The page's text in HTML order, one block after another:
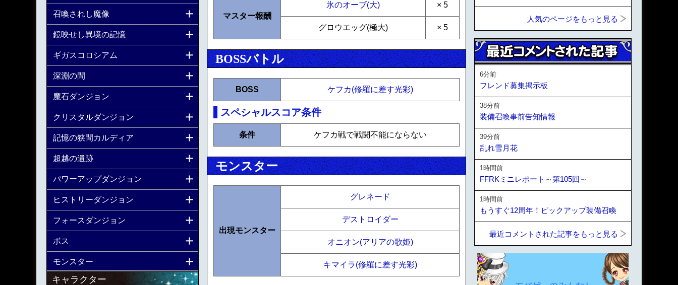
マスター報酬
氷のオーブ(大) × 5
グロウエッグ(極大) × 5
BOSSバトル
BOSS ケフカ(修羅に差す光彩)
スペシャルスコア条件
条件 ケフカ戦で戦闘不能にならない
モンスター
出現モンスター
グレネード
デストロイダー
オニオン(アリアの歌姫)
キマイラ(修羅に差す光彩)
召喚されし魔像
鏡映せし異境の記憶
ギガスコロシアム
深淵の間
魔石ダンジョン
クリスタルダンジョン
記憶の狭間カルディア
超越の遺跡
パワーアップダンジョン
ヒストリーダンジョン
フォースダンジョン
ボス
モンスター
キャラクター
人気のページをもっと見る
6分前
フレンド募集掲示板
38分前
装備召喚事前告知情報
39分前
乱れ雪月花
1時間前
FFRKミニレポート～第105回～
1時間前
もうすぐ12周年！ピックアップ装備召喚
最近コメントされた記事をもっと見る